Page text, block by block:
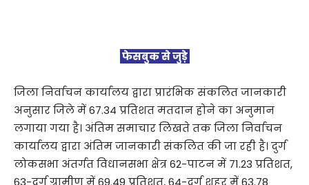
फेसबुक से जुड़े
जिला निर्वाचन कार्यालय द्वारा प्रारंभिक संकलित जानकारी
अनुसार जिले में 67.34 प्रतिशत मतदान होने का अनुमान
लगाया गया है। अंतिम समाचार लिखते तक जिला निर्वाचन
कार्यालय द्वारा अंतिम जानकारी संकलित की जा रही है। दुर्ग
लोकसभा अंतर्गत विधानसभा क्षेत्र 62-पाटन में 71.23 प्रतिशत,
63-दुर्ग ग्रामीण में 69.49 प्रतिशत, 64-दुर्ग शहर में 63.78